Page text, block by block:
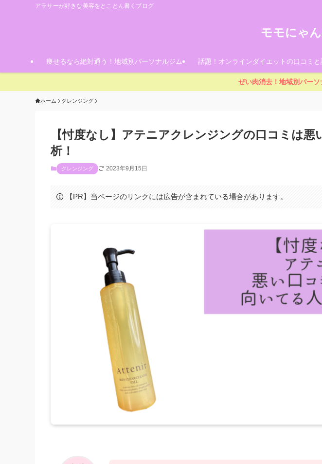
アラサーが好きな美容をとことん書くブログ
モモにゃ
痩せるなら絶対通う！地域別パーソナルジム 話題！オンラインダイエットの口コミと
ぜい肉消去！地域別パーソ
ホーム クレンジング
【忖度なし】アテニアクレンジングの口コミは悪
析！
クレンジング 2023年9月15日
【PR】当ページのリンクには広告が含まれている場合があります。